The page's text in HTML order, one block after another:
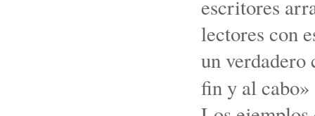
escritores
lectores con
un verdadero
fin y al